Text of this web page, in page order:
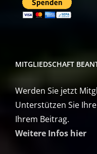
MITGLIEDSCHAFT
Werden Sie jetzt
Unterstützen Sie
Ihrem Beitrag.
Weitere Infos hier